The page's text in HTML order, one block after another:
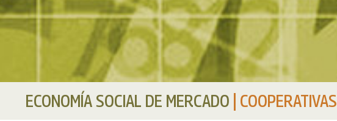
ECONOMÍA SOCIAL DE MERCADO COOPERATIVAS